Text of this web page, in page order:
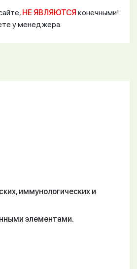
НЕ ЯВЛЯЮТСЯ конечными!
у менеджера.
иммунологических и
элементами.